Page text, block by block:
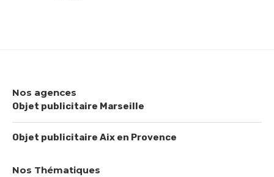
Nos agences
Objet publicitaire Marseille
Objet publicitaire Aix en Provence
Nos Thématiques